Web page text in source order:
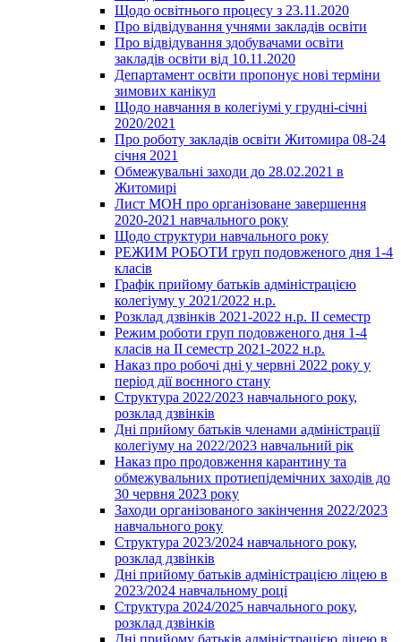
Щодо освітнього процесу з 23.11.2020
Про відвідування учнями закладів освіти
Про відвідування здобувачами освіти
закладів освіти від 10.11.2020
Департамент освіти пропонує нові терміни
зимових канікул
Щодо навчання в колегіумі у грудні-січні
2020/2021
Про роботу закладів освіти Житомира 08-24
січня 2021
Обмежувальні заходи до 28.02.2021 в
Житомирі
Лист МОН про організоване завершення
2020-2021 навчального року
Щодо структури навчального року
РЕЖИМ РОБОТИ груп подовженого дня 1-4
класів
Графік прийому батьків адміністрацією
колегіуму у 2021/2022 н.р.
Розклад дзвінків 2021-2022 н.р. ІІ семестр
Режим роботи груп подовженого дня 1-4
класів на ІІ семестр 2021-2022 н.р.
Наказ про робочі дні у червні 2022 року у
період дії воєнного стану
Структура 2022/2023 навчального року,
розклад дзвінків
Дні прийому батьків членами адміністрації
колегіуму на 2022/2023 навчальний рік
Наказ про продовження карантину та
обмежувальних протиепідемічних заходів до
30 червня 2023 року
Заходи організованого закінчення 2022/2023
навчального року
Структура 2023/2024 навчального року,
розклад дзвінків
Дні прийому батьків адміністрацією ліцею в
2023/2024 навчальному році
Структура 2024/2025 навчального року,
розклад дзвінків
Дні прийому батьків адміністрацією ліцею в